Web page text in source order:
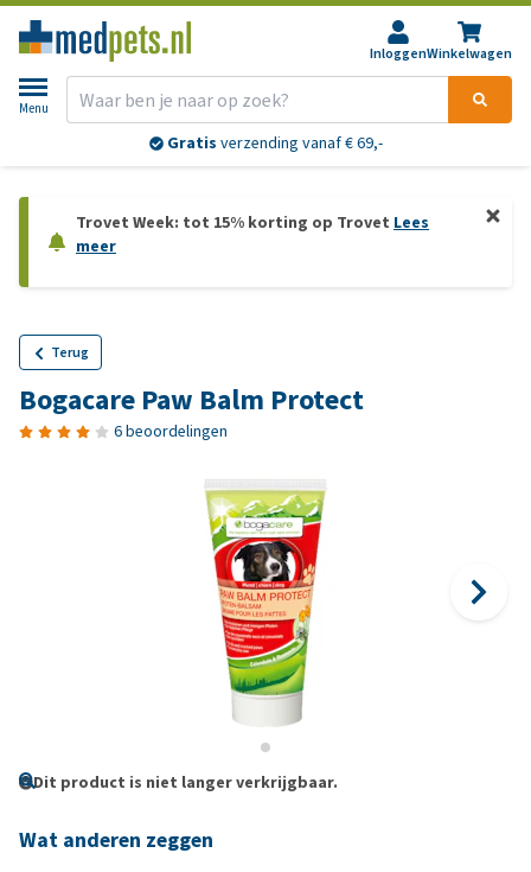
InloggenWinkelwagen
Menu
Gratis verzending vanaf € 69,-
Trovet Week: tot 15% korting op Trovet Lees
meer
Terug
Bogacare Paw Balm Protect
6 beoordelingen
Dit product is niet langer verkrijgbaar.
Wat anderen zeggen